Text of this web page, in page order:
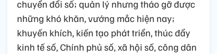
chuyển đổi số; quản lý nhưng tháo gỡ được
những khó khăn, vướng mắc hiện nay;
khuyến khích, kiến tạo phát triển, thúc đẩy
kinh tế số, Chính phủ số, xã hội số, công dân